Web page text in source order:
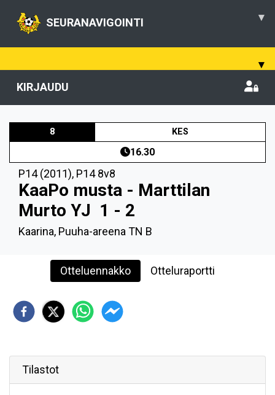
SEURANAVIGOINTI ▾
▾
KIRJAUDU
8 KES
16.30
P14 (2011), P14 8v8
KaaPo musta - Marttilan
Murto YJ 1 - 2
Kaarina, Puuha-areena TN B
Otteluennakko Otteluraportti
Tilastot